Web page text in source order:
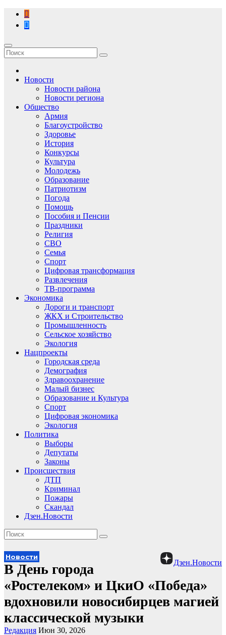
Перейти
содержимому
Новости
Новости района
Новости региона
Общество
Армия
Благоустройство
Здоровье
История
Конкурсы
Культура
Молодежь
Образование
Патриотизм
Погода
Помощь
Пособия и Пенсии
Праздники
Религия
СВО
Семья
Спорт
Цифровая трансформация
Развлечения
ТВ-программа
Экономика
Дороги и транспорт
ЖКХ и Строительство
Промышленность
Сельское хозяйство
Экология
Нацпроекты
Городская среда
Демография
Здравоохранение
Малый бизнес
Образование и Культура
Спорт
Цифровая экономика
Экология
Политика
Выборы
Депутаты
Законы
Происшествия
ДТП
Криминал
Пожары
Скандал
Дзен.Новости
Дзен.Новости
Новости
В День города
«Ростелеком» и ЦкиО «Победа»
вдохновили новосибирцев магией
классической музыки
Редакция Июн 30, 2026